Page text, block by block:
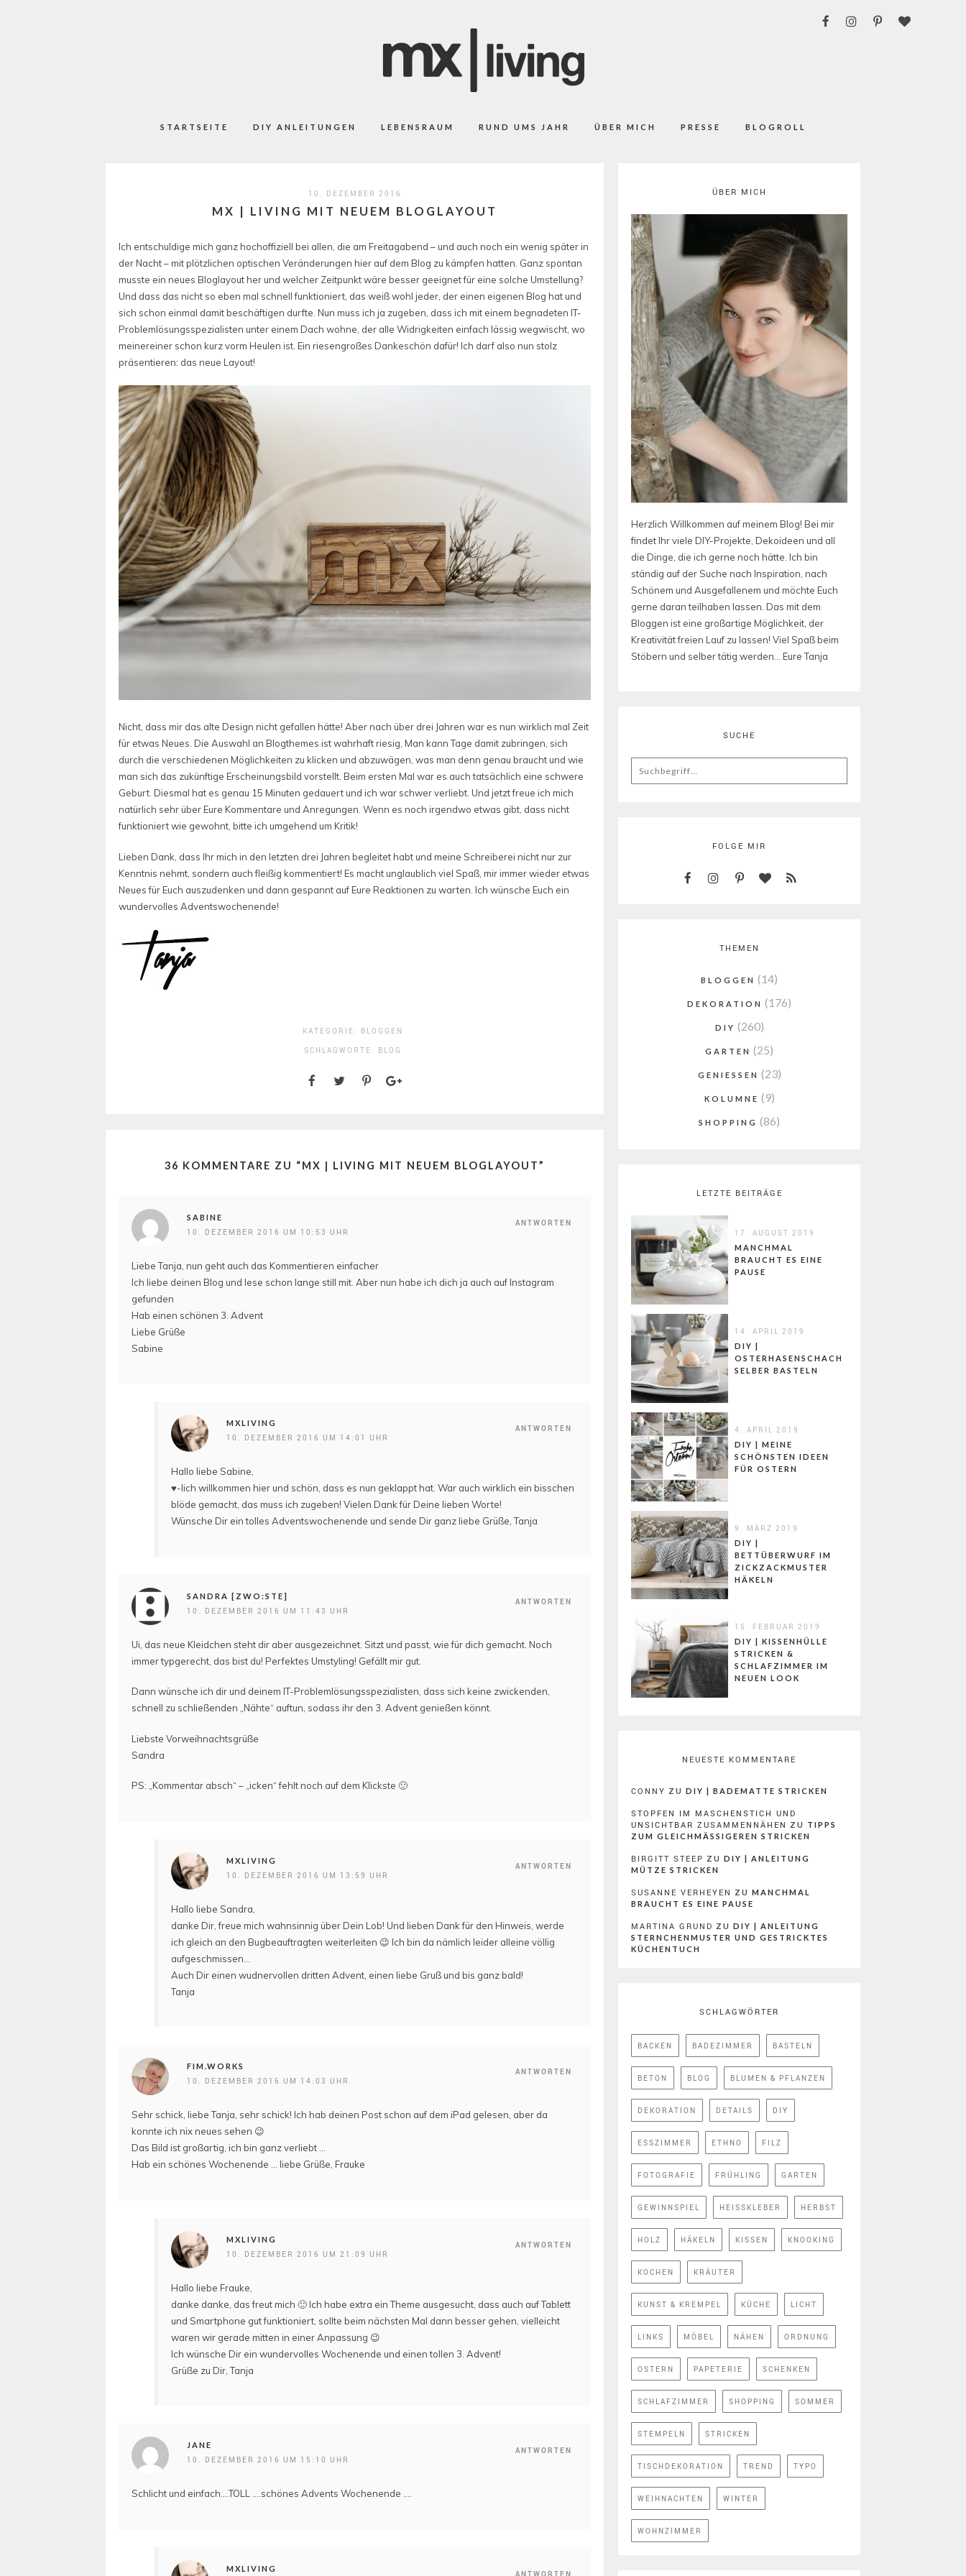
STARTSEITE DIY ANLEITUNGEN LEBENSRAUM RUND UMS JAHR ÜBER MICH PRESSE BLOGROLL
10. DEZEMBER 2016
MX | LIVING MIT NEUEM BLOGLAYOUT
Ich entschuldige mich ganz hochoffiziell bei allen, die am Freitagabend – und auch noch ein wenig später in
der Nacht – mit plötzlichen optischen Veränderungen hier auf dem Blog zu kämpfen hatten. Ganz spontan
musste ein neues Bloglayout her und welcher Zeitpunkt wäre besser geeignet für eine solche Umstellung?
Und dass das nicht so eben mal schnell funktioniert, das weiß wohl jeder, der einen eigenen Blog hat und
sich schon einmal damit beschäftigen durfte. Nun muss ich ja zugeben, dass ich mit einem begnadeten IT-
Problemlösungsspezialisten unter einem Dach wohne, der alle Widrigkeiten einfach lässig wegwischt, wo
meinereiner schon kurz vorm Heulen ist. Ein riesengroßes Dankeschön dafür! Ich darf also nun stolz
präsentieren: das neue Layout!
Nicht, dass mir das alte Design nicht gefallen hätte! Aber nach über drei Jahren war es nun wirklich mal Zeit
für etwas Neues. Die Auswahl an Blogthemes ist wahrhaft riesig, Man kann Tage damit zubringen, sich
durch die verschiedenen Möglichkeiten zu klicken und abzuwägen, was man denn genau braucht und wie
man sich das zukünftige Erscheinungsbild vorstellt. Beim ersten Mal war es auch tatsächlich eine schwere
Geburt. Diesmal hat es genau 15 Minuten gedauert und ich war schwer verliebt. Und jetzt freue ich mich
natürlich sehr über Eure Kommentare und Anregungen. Wenn es noch irgendwo etwas gibt, dass nicht
funktioniert wie gewohnt, bitte ich umgehend um Kritik!
Lieben Dank, dass Ihr mich in den letzten drei Jahren begleitet habt und meine Schreiberei nicht nur zur
Kenntnis nehmt, sondern auch fleißig kommentiert! Es macht unglaublich viel Spaß, mir immer wieder etwas
Neues für Euch auszudenken und dann gespannt auf Eure Reaktionen zu warten. Ich wünsche Euch ein
wundervolles Adventswochenende!
KATEGORIE: BLOGGEN
SCHLAGWORTE: BLOG
36 KOMMENTARE ZU “MX | LIVING MIT NEUEM BLOGLAYOUT”
ANTWORTEN
SABINE
10. DEZEMBER 2016 UM 10:53 UHR
Liebe Tanja, nun geht auch das Kommentieren einfacher
Ich liebe deinen Blog und lese schon lange still mit. Aber nun habe ich dich ja auch auf Instagram
gefunden
Hab einen schönen 3. Advent
Liebe Grüße
Sabine
ANTWORTEN
MXLIVING
10. DEZEMBER 2016 UM 14:01 UHR
Hallo liebe Sabine,
♥-lich willkommen hier und schön, dass es nun geklappt hat. War auch wirklich ein bisschen
blöde gemacht, das muss ich zugeben! Vielen Dank für Deine lieben Worte!
Wünsche Dir ein tolles Adventswochenende und sende Dir ganz liebe Grüße, Tanja
ANTWORTEN
SANDRA [ZWO:STE]
10. DEZEMBER 2016 UM 11:43 UHR
Ui, das neue Kleidchen steht dir aber ausgezeichnet. Sitzt und passt, wie für dich gemacht. Noch
immer typgerecht, das bist du! Perfektes Umstyling! Gefällt mir gut.
Dann wünsche ich dir und deinem IT-Problemlösungsspezialisten, dass sich keine zwickenden,
schnell zu schließenden „Nähte“ auftun, sodass ihr den 3. Advent genießen könnt.
Liebste Vorweihnachtsgrüße
Sandra
PS: „Kommentar absch“ – „icken“ fehlt noch auf dem Klickste 🙂
ANTWORTEN
MXLIVING
10. DEZEMBER 2016 UM 13:59 UHR
Hallo liebe Sandra,
danke Dir, freue mich wahnsinnig über Dein Lob! Und lieben Dank für den Hinweis, werde
ich gleich an den Bugbeauftragten weiterleiten 😉 Ich bin da nämlich leider alleine völlig
aufgeschmissen…
Auch Dir einen wudnervollen dritten Advent, einen liebe Gruß und bis ganz bald!
Tanja
ANTWORTEN
FIM.WORKS
10. DEZEMBER 2016 UM 14:03 UHR
Sehr schick, liebe Tanja, sehr schick! Ich hab deinen Post schon auf dem iPad gelesen, aber da
konnte ich nix neues sehen 😉
Das Bild ist großartig, ich bin ganz verliebt …
Hab ein schönes Wochenende … liebe Grüße, Frauke
ANTWORTEN
MXLIVING
10. DEZEMBER 2016 UM 21:09 UHR
Hallo liebe Frauke,
danke danke, das freut mich 🙂 Ich habe extra ein Theme ausgesucht, dass auch auf Tablett
und Smartphone gut funktioniert, sollte beim nächsten Mal dann besser gehen, vielleicht
waren wir gerade mitten in einer Anpassung 😉
Ich wünsche Dir ein wundervolles Wochenende und einen tollen 3. Advent!
Grüße zu Dir, Tanja
ANTWORTEN
JANE
10. DEZEMBER 2016 UM 15:10 UHR
Schlicht und einfach….TOLL ….schönes Advents Wochenende ….
ANTWORTEN
MXLIVING
ÜBER MICH
Herzlich Willkommen auf meinem Blog! Bei mir
findet Ihr viele DIY-Projekte, Dekoideen und all
die Dinge, die ich gerne noch hätte. Ich bin
ständig auf der Suche nach Inspiration, nach
Schönem und Ausgefallenem und möchte Euch
gerne daran teilhaben lassen. Das mit dem
Bloggen ist eine großartige Möglichkeit, der
Kreativität freien Lauf zu lassen! Viel Spaß beim
Stöbern und selber tätig werden... Eure Tanja
SUCHE
Search
for:
FOLGE MIR
THEMEN
BLOGGEN (14)
DEKORATION (176)
DIY (260)
GARTEN (25)
GENIESSEN (23)
KOLUMNE (9)
SHOPPING (86)
LETZTE BEITRÄGE
17. AUGUST 2019
MANCHMAL
BRAUCHT ES EINE
PAUSE
14. APRIL 2019
DIY |
OSTERHASENSCHACHTELN
SELBER BASTELN
4. APRIL 2019
DIY | MEINE
SCHÖNSTEN IDEEN
FÜR OSTERN
9. MÄRZ 2019
DIY |
BETTÜBERWURF IM
ZICKZACKMUSTER
HÄKELN
15. FEBRUAR 2019
DIY | KISSENHÜLLE
STRICKEN &
SCHLAFZIMMER IM
NEUEN LOOK
NEUESTE KOMMENTARE
CONNY ZU DIY | BADEMATTE STRICKEN
STOPFEN IM MASCHENSTICH UND
UNSICHTBAR ZUSAMMENNÄHEN
ZU TIPPS
ZUM GLEICHMÄSSIGEREN STRICKEN
BIRGITT STEEP ZU DIY | ANLEITUNG
MÜTZE STRICKEN
SUSANNE VERHEYEN ZU MANCHMAL
BRAUCHT ES EINE PAUSE
MARTINA GRUND ZU DIY | ANLEITUNG
STERNCHENMUSTER UND GESTRICKTES
KÜCHENTUCH
SCHLAGWÖRTER
BACKEN BADEZIMMER BASTELN
BETON BLOG BLUMEN & PFLANZEN
DEKORATION DETAILS DIY
ESSZIMMER ETHNO FILZ
FOTOGRAFIE FRÜHLING GARTEN
GEWINNSPIEL HEISSKLEBER HERBST
HOLZ HÄKELN KISSEN KNOOKING
KOCHEN KRÄUTER
KUNST & KREMPEL KÜCHE LICHT
LINKS MÖBEL NÄHEN ORDNUNG
OSTERN PAPETERIE SCHENKEN
SCHLAFZIMMER SHOPPING SOMMER
STEMPELN STRICKEN
TISCHDEKORATION TREND TYPO
WEIHNACHTEN WINTER
WOHNZIMMER